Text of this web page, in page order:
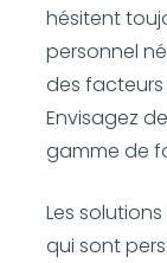
hésitent
personnel
des facteurs
Envisagez
gamme de
Les
qui sont